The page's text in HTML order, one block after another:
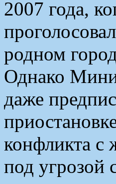
2007 года,
родном
Однако
даже
конфликта с
под угрозой